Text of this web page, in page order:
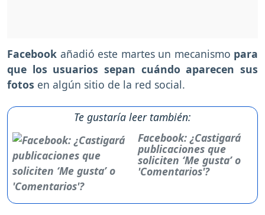
Facebook añadió este martes un mecanismo para
que los usuarios sepan cuándo aparecen sus
fotos en algún sitio de la red social.
Te gustaría leer también:
Facebook: ¿Castigará
publicaciones que
soliciten ‘Me gusta’ o
'Comentarios'?